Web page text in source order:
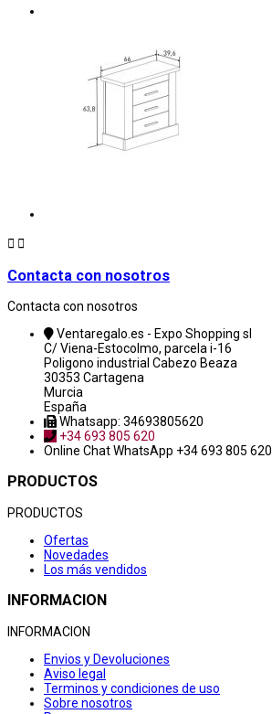
 
Contacta con nosotros
Contacta con nosotros
Ventaregalo.es - Expo Shopping sl
C/ Viena-Estocolmo, parcela i-16
Poligono industrial Cabezo Beaza
30353 Cartagena
Murcia
España
Whatsapp: 34693805620
+34 693 805 620
Online ChatWhatsApp +34 693 805 620
PRODUCTOS
PRODUCTOS
Ofertas
Novedades
Los más vendidos
INFORMACION
INFORMACION
Envios y Devoluciones
Aviso legal
Terminos y condiciones de uso
Sobre nosotros